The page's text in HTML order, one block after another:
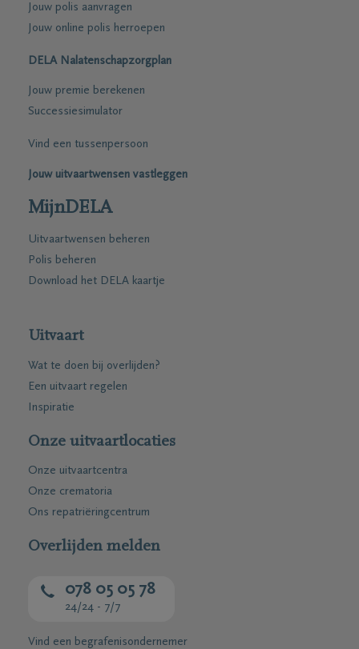
Jouw polis aanvragen
Jouw online polis herroepen
DELA Nalatenschapzorgplan
Jouw premie berekenen
Successiesimulator
Vind een tussenpersoon
Jouw uitvaartwensen vastleggen
MijnDELA
Uitvaartwensen beheren
Polis beheren
Download het DELA kaartje
Uitvaart
Wat te doen bij overlijden?
Een uitvaart regelen
Inspiratie
Onze uitvaartlocaties
Onze uitvaartcentra
Onze crematoria
Ons repatriëringcentrum
Overlijden melden
078 05 05 78
24/24 - 7/7
Vind een begrafenisondernemer